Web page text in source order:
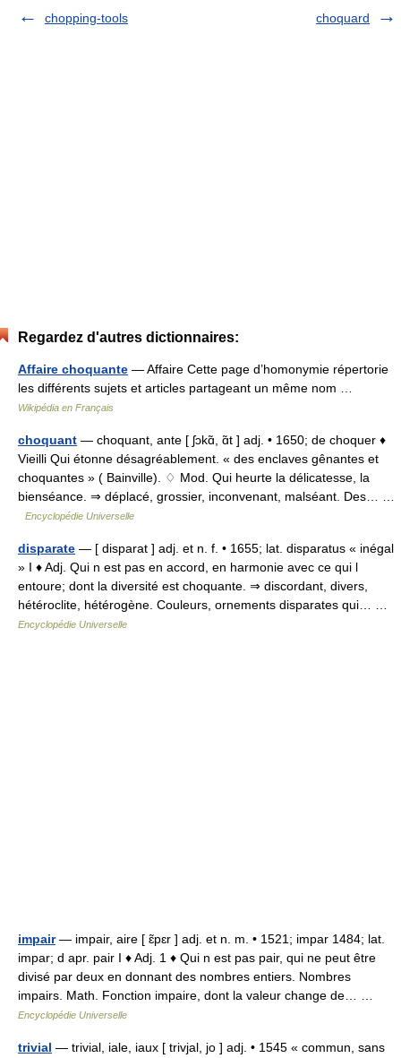
chopping-tools choquard
Regardez d'autres dictionnaires:
Affaire choquante — Affaire Cette page d’homonymie répertorie
les différents sujets et articles partageant un même nom …
Wikipédia en Français
choquant — choquant, ante [ ʃɔkɑ̃, ɑ̃t ] adj. • 1650; de choquer ♦
Vieilli Qui étonne désagréablement. « des enclaves gênantes et
choquantes » ( Bainville). ♢ Mod. Qui heurte la délicatesse, la
bienséance. ⇒ déplacé, grossier, inconvenant, malséant. Des… …
Encyclopédie Universelle
disparate — [ disparat ] adj. et n. f. • 1655; lat. disparatus « inégal
» I ♦ Adj. Qui n est pas en accord, en harmonie avec ce qui l
entoure; dont la diversité est choquante. ⇒ discordant, divers,
hétéroclite, hétérogène. Couleurs, ornements disparates qui… …
Encyclopédie Universelle
impair— impair, aire [ ɛ̃pɛr ] adj. et n. m. • 1521; impar 1484; lat.
impar; d apr. pair I ♦ Adj. 1 ♦ Qui n est pas pair, qui ne peut être
divisé par deux en donnant des nombres entiers. Nombres
impairs. Math. Fonction impaire, dont la valeur change de… …
Encyclopédie Universelle
trivial — trivial, iale, iaux [ trivjal, jo ] adj. • 1545 « commun, sans